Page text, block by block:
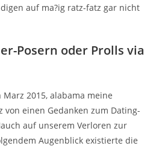
auf ma?ig ratz-fatz gar nicht
Posern oder Prolls via
2015, alabama meine
einen Gedanken zum Dating-
auf unserem Verloren zur
Augenblick existierte die